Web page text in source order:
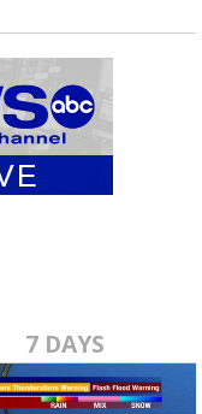
7 DAYS